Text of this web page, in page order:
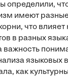
определили,
имеют
что
в разных
важность
языковых
как